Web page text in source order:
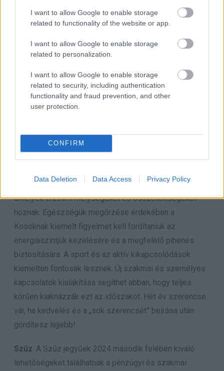
I want to allow Google to enable storage
related to functionality of the website or app.
I want to allow Google to enable storage
related to personalization.
I want to allow Google to enable storage
related to security, including authentication
functionality and fraud prevention, and other
user protection.
CONFIRM
Data Deletion Data Access Privacy Policy
és stimuláló partnereket. Egészségügyileg fontos lesz,
hogy fenntartsák aktív életmódjukat és odafigyeljenek a
lehet arra, hogy újraértékeljék életvitelüket és
kapcsolatok és közösségek is fontos szerepet
játszhatnak ebben a változásban. Hét év szerencse vár,
ha kedvelés és a „sok szerencsét” beírása után
: A 2024-es év második felében a Kos jegyűek
szerelem terén váratlan fordulatokra számíthatnak,
amelyek érzelmi mélységeket és összetettségeket
hoznak. Egészségük megőrzése érdekében a
Kosoknak kiemelt figyelmet kell fordítaniuk az
energiaszintjük kezelésére és a megfelelő pihenés
biztosítására. A sport és az aktív kikapcsolódások
kiemelten fontosak lesznek. Új szakmai és személyes
kapcsolatok kialakítása segíthet abban, hogy teljes
körűen kiaknázzák ezt az időszakot. Hét év szerencse
vár, ha kedvelés és a „sok szerencsét” beírása után
gördítesz lejjebb!
Szűz: A Szűz jegyűek 2024 második felében kiváló
lehetőségeket találhatnak a pénzügyi és szakmai